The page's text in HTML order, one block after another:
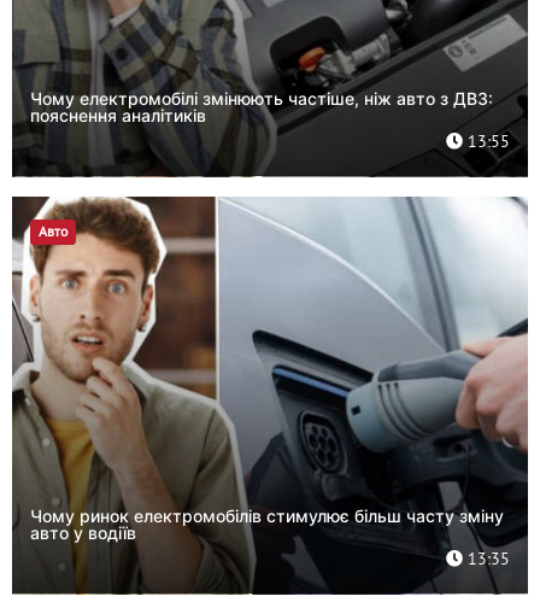
Чому електромобілі змінюють частіше, ніж авто з ДВЗ:
пояснення аналітиків
13:55
Авто
Чому ринок електромобілів стимулює більш часту зміну
авто у водіїв
13:35